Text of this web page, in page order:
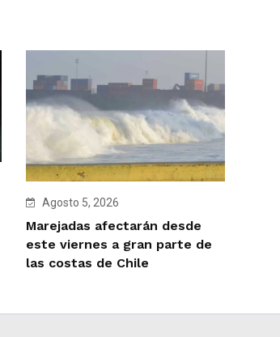
Agosto 5, 2026
Marejadas afectarán desde
este viernes a gran parte de
las costas de Chile